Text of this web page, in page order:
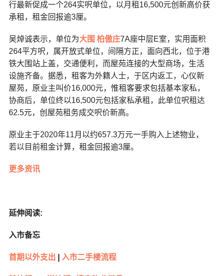
行最新促成一个264实呎单位，以月租16,500元创新高价获
承租，租金回报逾3厘。
吴焯诚表示，单位为大围 柏傲庄7A座中层E室，实用面积
264平方呎，属开放式单位，间隔方正，面向西北，位于港
铁大围站上盖，交通便利，而屋苑连接的大型商场，生活
设施齐备。据悉，租客为外籍人士，于区内返工，心仪新
屋苑，原业主叫价16,000元，惟租客要求包括基本家私，
协商后，单位终以16,500元包括家私承租，此单位呎租达
62.5元，创屋苑租务成交呎价新高。
原业主于2020年11月以约657.3万元一手购入上述物业，
若以目前租金计算，租金回报逾3厘。
更多资讯
延伸阅读:
入市备忘
首期以外支出 入市二手楼流程